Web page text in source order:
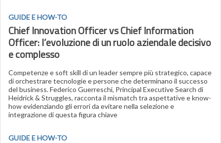
GUIDE E HOW-TO
Chief Innovation Officer vs Chief Information
Officer: l’evoluzione di un ruolo aziendale decisivo
e complesso
Competenze e soft skill di un leader sempre più strategico, capace
di orchestrare tecnologie e persone che determinano il successo
del business. Federico Guerreschi, Principal Executive Search di
Heidrick & Struggles, racconta il mismatch tra aspettative e know-
how evidenziando gli errori da evitare nella selezione e
integrazione di questa figura chiave
GUIDE E HOW-TO